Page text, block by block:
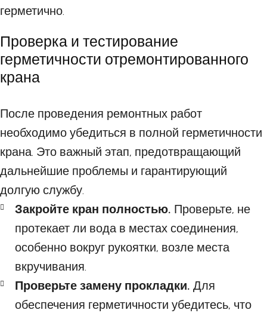
герметично.
Проверка и тестирование
герметичности отремонтированного
крана
После проведения ремонтных работ
необходимо убедиться в полной герметичности
крана. Это важный этап, предотвращающий
дальнейшие проблемы и гарантирующий
долгую службу.
Закройте кран полностью. Проверьте, не
протекает ли вода в местах соединения,
особенно вокруг рукоятки, возле места
вкручивания.
Проверьте замену прокладки. Для
обеспечения герметичности убедитесь, что